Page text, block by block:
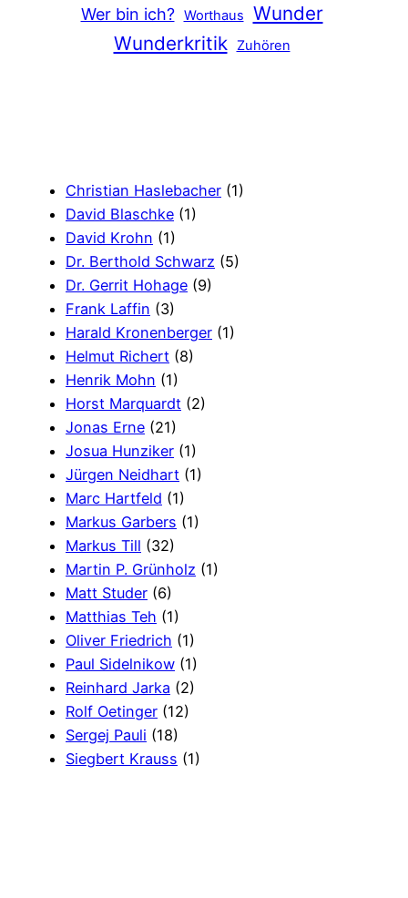
Wer bin ich? Worthaus
Wunder
Wunderkritik
Zuhören
Christian Haslebacher (1)
David Blaschke (1)
David Krohn (1)
Dr. Berthold Schwarz (5)
Dr. Gerrit Hohage (9)
Frank Laffin (3)
Harald Kronenberger (1)
Helmut Richert (8)
Henrik Mohn (1)
Horst Marquardt (2)
Jonas Erne (21)
Josua Hunziker (1)
Jürgen Neidhart (1)
Marc Hartfeld (1)
Markus Garbers (1)
Markus Till (32)
Martin P. Grünholz (1)
Matt Studer (6)
Matthias Teh (1)
Oliver Friedrich (1)
Paul Sidelnikow (1)
Reinhard Jarka (2)
Rolf Oetinger (12)
Sergej Pauli (18)
Siegbert Krauss (1)